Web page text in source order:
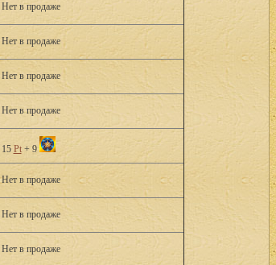
Нет в продаже
Нет в продаже
Нет в продаже
Нет в продаже
15Pt+ 9
Нет в продаже
Нет в продаже
Нет в продаже